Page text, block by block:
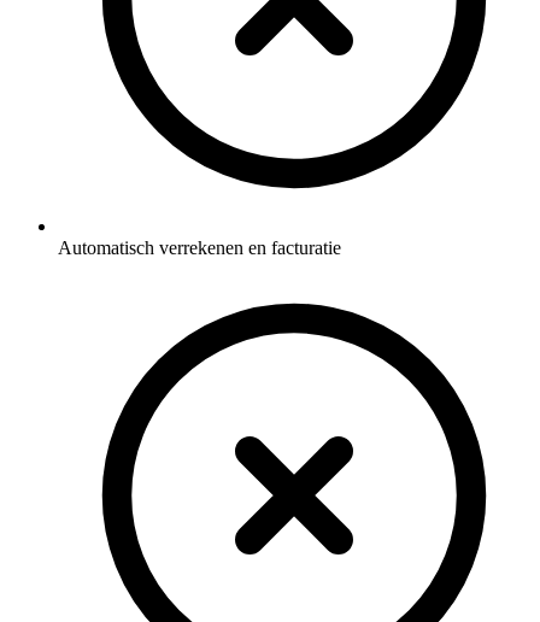
Automatisch verrekenen en facturatie